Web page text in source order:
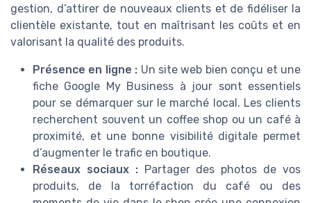
gestion, d’attirer de nouveaux clients et de fidéliser la
clientèle existante, tout en maîtrisant les coûts et en
valorisant la qualité des produits.
Présence en ligne : Un site web bien conçu et une
fiche Google My Business à jour sont essentiels
pour se démarquer sur le marché local. Les clients
recherchent souvent un coffee shop ou un café à
proximité, et une bonne visibilité digitale permet
d’augmenter le trafic en boutique.
Réseaux sociaux :Partager des photos de vos
produits, de la torréfaction du café ou des